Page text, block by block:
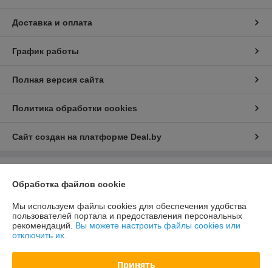
Доставка и оплата
График работы
Полная версия сайта
Политика обработки cookies
Сайт создан на платформе Deal.by
220026, г. Минск пр-т Партизанский д.144 офис 12
Регистрационный номер ЕГР: 193638764
Регистрационный орган: Мингорисолком
Обработка файлов cookie
Мы используем файлы cookies для обеспечения удобства
пользователей портала и предоставления персональных
рекомендаций. Вы можете настроить файлы cookies или
отключить их.
Принять